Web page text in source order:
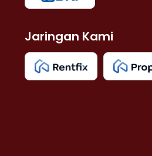
Jaringan Kami